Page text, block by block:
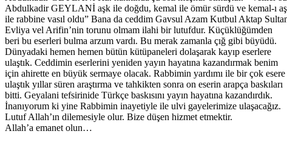
Abdulkadir GEYLANİ aşk ile doğdu, kemal ile ömür sürdü ve kemal-ı
ile rabbine vasıl oldu” Bana da ceddim Gavsul Azam Kutbul Aktap
Evliya vel Arifin’nin torunu olmam ilahi bir lutufdur. Küçüklüğümden
beri bu eserleri bulma arzum vardı. Bu merak zamanla çığ gibi büyüdü.
Dünyadaki hemen hemen bütün kütüpaneleri dolaşarak kayıp eserlere
ulaştık. Ceddimin eserlerini yeniden yayın hayatına kazandırmak benim
için ahirette en büyük sermaye olacak. Rabbimin yardımı ile bir çok esere
ulaştık yıllar süren araştırma ve tahkikten sonra on eserin arapça baskıları
bitti. Geyalani tefsirinide Türkçe baskısını yayın hayatına kazandırdık.
İnanıyorum ki yine Rabbimin inayetiyle ile ulvi gayelerimize ulaşacağız.
Lutuf Allah’ın dilemesiyle olur. Bize düşen hizmet etmektir.
Allah’a emanet olun…